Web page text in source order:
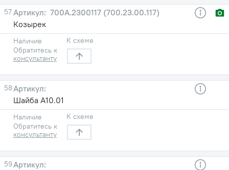
57
700А.2300117 (700.23.00.117)
Козырек
Наличие
Обратитесь к
консультанту
К схеме
58
Шайба А10.01
Наличие
Обратитесь к
консультанту
К схеме
59